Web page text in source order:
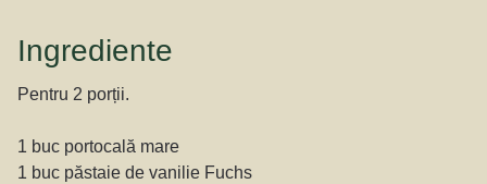
Ingrediente
Pentru 2 porții.
1 buc portocală mare
1 buc păstaie de vanilie Fuchs